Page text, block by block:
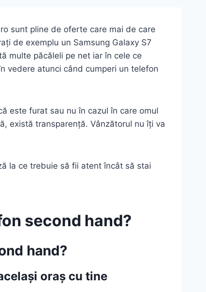
sunt pline de oferte care mai de care
de exemplu un Samsung Galaxy S7
multe păcăleli pe net iar în cele ce
vedere atunci când cumperi un telefon
este furat sau nu în cazul în care omul
există transparență. Vânzătorul nu îți va
la ce trebuie să fii atent încât să stai
second hand?
hand?
oraș cu tine